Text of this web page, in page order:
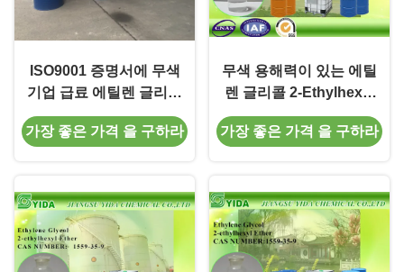
ISO9001 증명서에 무색
기업 급료 에틸렌 글리콜
2- 에틸 헥실 에테르
가장 좋은 가격 을 구하라
무색 용해력이 있는 에틸
렌 글리콜 2-Ethylhexyl
에테르 CAS 번호 1559-
35-9년
가장 좋은 가격 을 구하라